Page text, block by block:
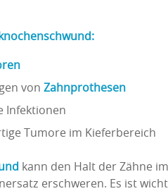
von Zahnprothesen
Infektionen
Tumore im Kieferbereich
kann den Halt der Zähne
erschweren. Es ist